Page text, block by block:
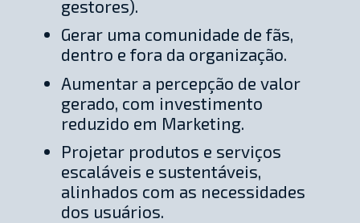
gestores).
Gerar uma comunidade de fãs,
dentro e fora da organização.
Aumentar a percepção de valor
gerado, com investimento
reduzido em Marketing.
Projetar produtos e serviços
escaláveis e sustentáveis,
alinhados com as necessidades
dos usuários.